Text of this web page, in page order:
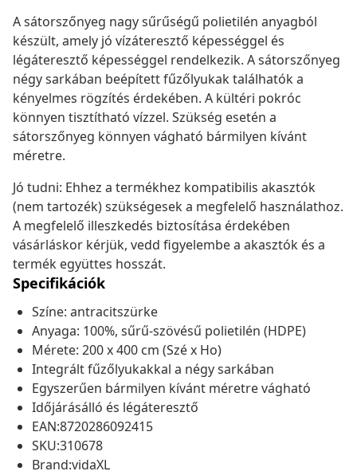
A sátorszőnyeg nagy sűrűségű polietilén anyagból
készült, amely jó vízáteresztő képességgel és
légáteresztő képességgel rendelkezik. A sátorszőnyeg
négy sarkában beépített fűzőlyukak találhatók a
kényelmes rögzítés érdekében. A kültéri pokróc
könnyen tisztítható vízzel. Szükség esetén a
sátorszőnyeg könnyen vágható bármilyen kívánt
méretre.
Jó tudni: Ehhez a termékhez kompatibilis akasztók
(nem tartozék) szükségesek a megfelelő használathoz.
A megfelelő illeszkedés biztosítása érdekében
vásárláskor kérjük, vedd figyelembe a akasztók és a
termék együttes hosszát.
Specifikációk
Színe: antracitszürke
Anyaga: 100%, sűrű-szövésű polietilén (HDPE)
Mérete: 200 x 400 cm (Szé x Ho)
Integrált fűzőlyukakkal a négy sarkában
Egyszerűen bármilyen kívánt méretre vágható
Időjárásálló és légáteresztő
EAN:8720286092415
SKU:310678
Brand:vidaXL